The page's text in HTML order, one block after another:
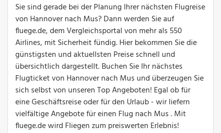
Sie sind gerade bei der Planung Ihrer nächsten Flugreise
von Hannover nach Mus? Dann werden Sie auf
fluege.de, dem Vergleichsportal von mehr als 550
Airlines, mit Sicherheit fündig. Hier bekommen Sie die
günstigsten und aktuellsten Preise schnell und
übersichtlich dargestellt. Buchen Sie Ihr nächstes
Flugticket von Hannover nach Mus und überzeugen Sie
sich selbst von unseren Top Angeboten! Egal ob für
eine Geschäftsreise oder für den Urlaub - wir liefern
vielfältige Angebote für einen Flug nach Mus . Mit
fluege.de wird Fliegen zum preiswerten Erlebnis!